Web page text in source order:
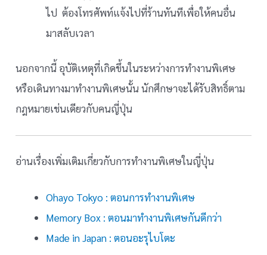
ไป ต้องโทรศัพท์แจ้งไปที่ร้านทันทีเพื่อให้คนอื่น
มาสลับเวลา
นอกจากนี้ อุบัติเหตุที่เกิดขึ้นในระหว่างการทำงานพิเศษ
หรือเดินทางมาทำงานพิเศษนั้น นักศึกษาจะได้รับสิทธิ์ตาม
กฎหมายเช่นเดียวกับคนญี่ปุ่น
อ่านเรื่องเพิ่มเติมเกี่ยวกับการทำงานพิเศษในญี่ปุ่น
Ohayo Tokyo : ตอนการทำงานพิเศษ
Memory Box : ตอนมาทำงานพิเศษกันดีกว่า
Made in Japan : ตอนอะรุไบโตะ